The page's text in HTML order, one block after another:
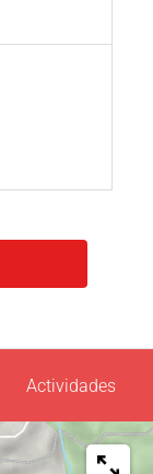
Actividades